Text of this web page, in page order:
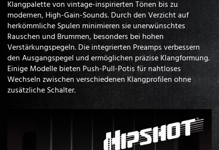
Klangpalette von vintage-inspirierten Tönen bis zu
modernen, High-Gain-Sounds. Durch den Verzicht auf
herkömmliche Spulen minimieren sie unerwünschtes
Rauschen und Brummen, besonders bei hohen
Verstärkungspegeln. Die integrierten Preamps verbessern
den Ausgangspegel und ermöglichen präzise Klangformung.
Einige Modelle bieten Push-Pull-Potis für nahtloses
Wechseln zwischen verschiedenen Klangprofilen ohne
zusätzliche Schalter.